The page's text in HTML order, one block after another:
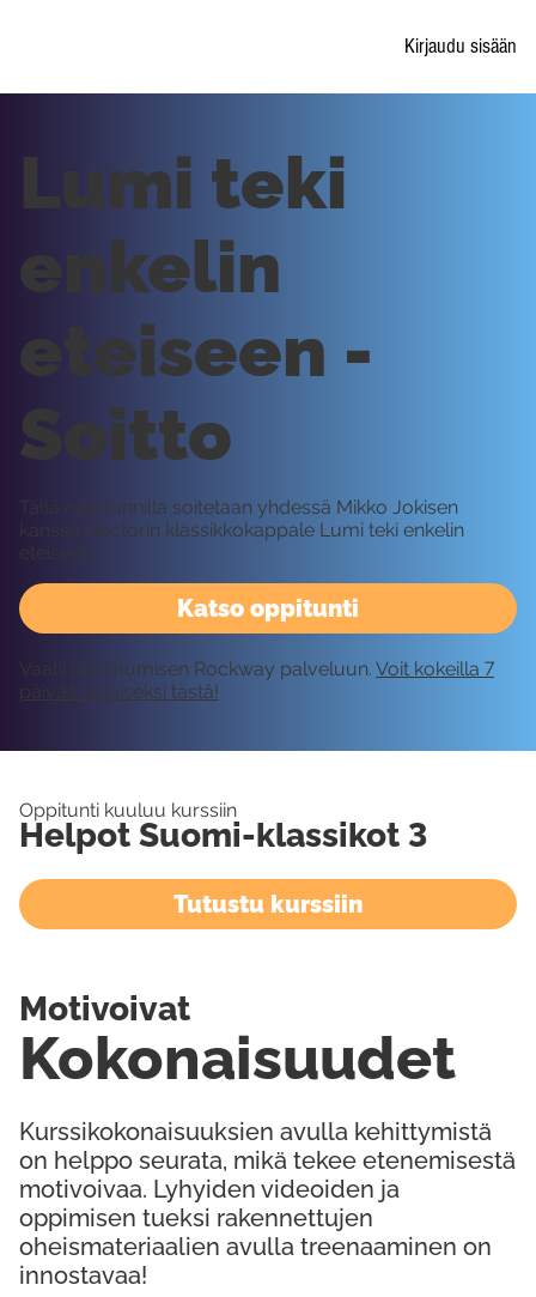
Kirjaudu sisään
Katso oppitunti
Lumi teki
enkelin
eteiseen -
Soitto
Tällä oppitunnilla soitetaan yhdessä Mikko Jokisen
kanssa Hectorin klassikkokappale Lumi teki enkelin
eteiseen.
Vaatii kirjautumisen Rockway palveluun. Voit kokeilla 7
päivää ilmaiseksi tästä!
Oppitunti kuuluu kurssiin
Helpot Suomi-klassikot 3
Tutustu kurssiin
Kurssikokonaisuuksien avulla kehittymistä
on helppo seurata, mikä tekee etenemisestä
motivoivaa. Lyhyiden videoiden ja
oppimisen tueksi rakennettujen
oheismateriaalien avulla treenaaminen on
innostavaa!
Kokonaisuudet
Motivoivat